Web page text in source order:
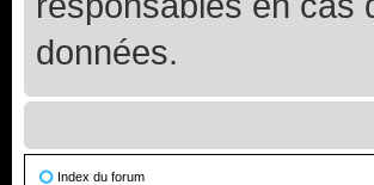
données.
Index du forum